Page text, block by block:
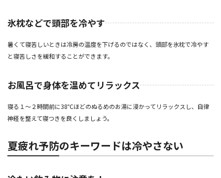
氷枕などで頭部を冷やす
暑くて寝苦しいときは冷房の温度を下げるのではなく、頭部を氷枕で冷やす
と寝苦しさを緩和することができます。
お風呂で身体を温めてリラックス
寝る１〜２時間前に38℃ほどのぬるめのお湯に浸かってリラックスし、自律
神経を整えて寝つきを良くしましょう。
夏疲れ予防のキーワードは冷やさない